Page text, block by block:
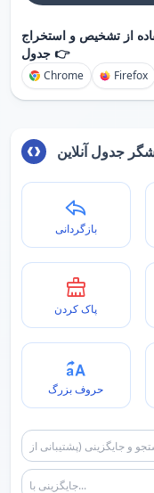
از تشخیص و استخراج
جدول 👉
Chrome Firefox
جدول آنلاین
بازگردانی
پاک کردن
حروف بزرگ